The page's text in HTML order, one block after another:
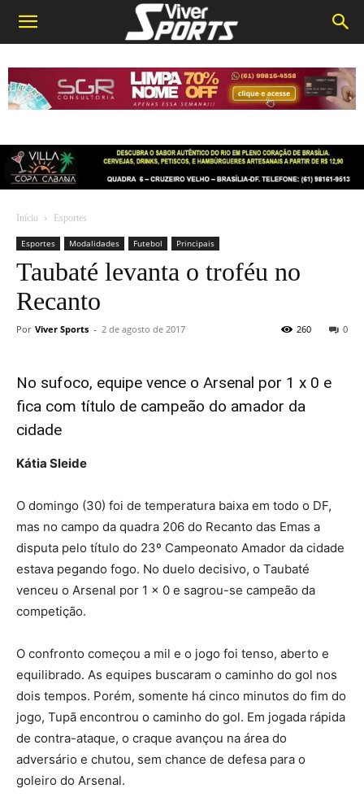
Início Esportes
Esportes Modalidades Futebol Principais
Taubaté levanta o troféu no
Recanto
Por Viver Sports - 2 de agosto de 2017 0
260
No sufoco, equipe vence o Arsenal por 1 x 0 e
fica com título de campeão do amador da
cidade
Kátia Sleide
O domingo (30) foi de temperatura baixa em todo o DF,
mas no campo da quadra 206 do Recanto das Emas a
disputa pelo título do 23º Campeonato Amador da cidade
estava pegando fogo. No duelo decisivo, o Taubaté
venceu o Arsenal por 1 x 0 e sagrou-se campeão da
competição.
O confronto começou a mil e o jogo foi tenso, aberto e
equilibrado. As equipes buscaram o caminho do gol nos
dois tempos. Porém, somente há cinco minutos do fim do
jogo, Tupã encontrou o caminho do gol. Em jogada rápida
de contra-ataque, o craque avançou na área do
adversário e chutou, sem chance de defesa para o
goleiro do Arsenal.